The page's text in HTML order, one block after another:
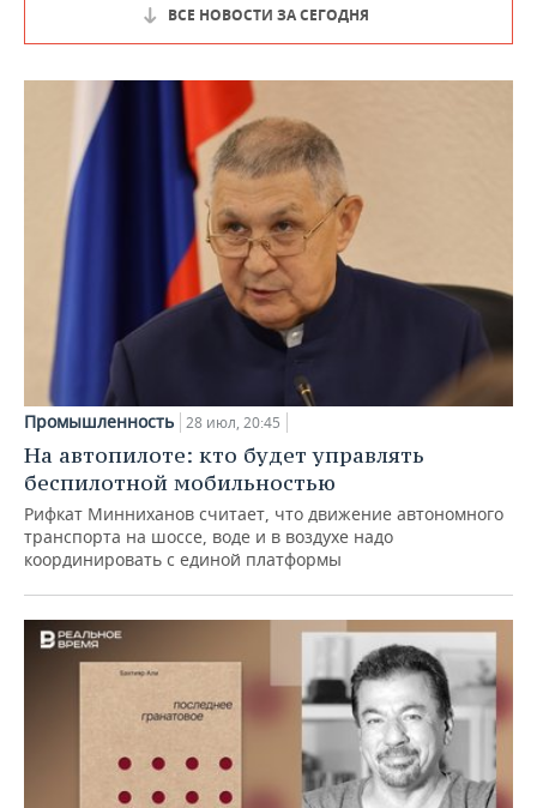
ВСЕ НОВОСТИ ЗА СЕГОДНЯ
Промышленность 28 июл, 20:45
На автопилоте: кто будет управлять
беспилотной мобильностью
Рифкат Минниханов считает, что движение автономного
транспорта на шоссе, воде и в воздухе надо
координировать с единой платформы